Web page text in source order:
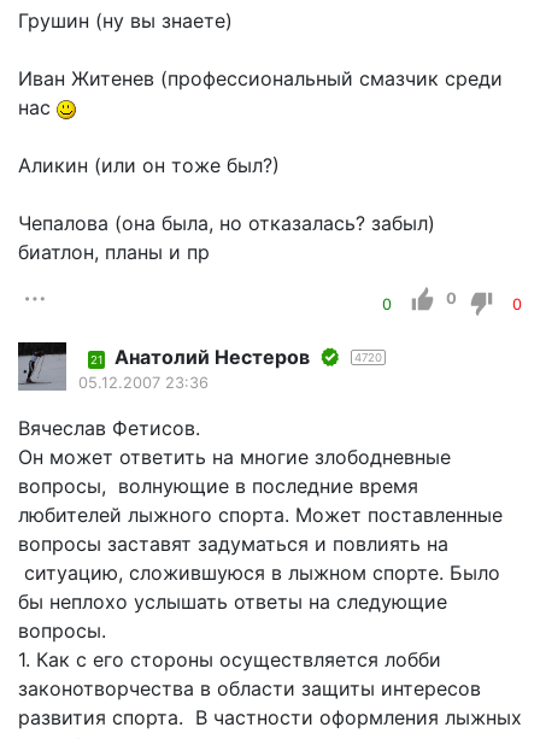
Грушин (ну вы знаете)
Иван Житенев (профессиональный смазчик среди
нас
Аликин (или он тоже был?)
Чепалова (она была, но отказалась? забыл)
биатлон, планы и пр
0 0 0
21 Aнатолий Нестеров 4720
05.12.2007 23:36
Вячеслав Фетисов.
Он может ответить на многие злободневные
вопросы, волнующие в последние время
любителей лыжного спорта. Может поставленные
вопросы заставят задуматься и повлиять на
ситуацию, сложившуюся в лыжном спорте. Было
бы неплохо услышать ответы на следующие
вопросы.
1. Как с его стороны осуществляется лобби
законотворчества в области защиты интересов
развития спорта. В частности оформления лыжных